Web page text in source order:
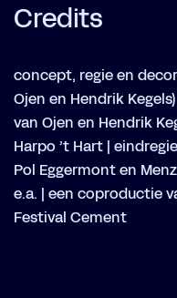
Credits
concept, regie en
Ojen en Hendrik
van Ojen en Hendrik
Harpo ’t Hart |
Pol Eggermont en
e.a. | een coproductie
Festival Cement